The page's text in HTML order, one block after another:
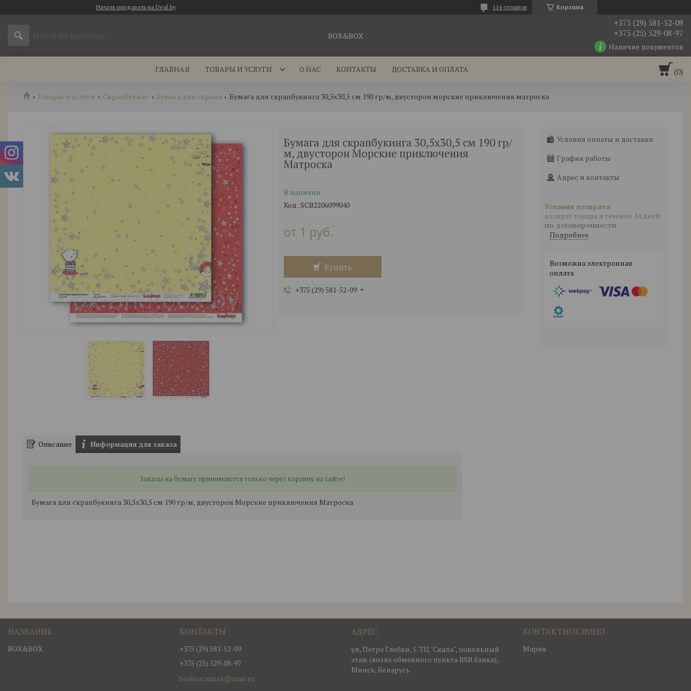
Начать продавать на Deal.by Корзина
114 отзывов
BOX&BOX
+375 (29) 581-52-09
+375 (25) 529-08-97
Наличие документов
ГЛАВНАЯ ТОВАРЫ И УСЛУГИ О НАС КОНТАКТЫ ДОСТАВКА И ОПЛАТА
Товары и услуги Скрапбукинг Бумага для скрапа Бумага для скрапбукинга 30,5х30,5 см 190 гр/м, двусторон морские приключения матроска
Бумага для скрапбукинга 30,5х30,5 см 190 гр/
м, двусторон Морские приключения
Матроска
В наличии
Код: SCB2206099040
от 1 руб.
Купить
+375 (29) 581-52-09
Условия оплаты и доставки
График работы
Адрес и контакты
возврат товара в течение 14 дней
по договоренности
Подробнее
Описание Информация для заказа
Заказы на бумагу принимаются только через корзину на сайте!
Бумага для скрапбукинга 30,5х30,5 см 190 гр/м, двусторон Морские приключения Матроска
BOX&BOX
+375 (29) 581-52-09
+375 (25) 529-08-97
boxbox.minsk@mail.ru
ул, Петра Глебки, 5. ТЦ "Скала", цокольный
этаж (возле обменного пункта BSB банка),
Минск, Беларусь
Мария